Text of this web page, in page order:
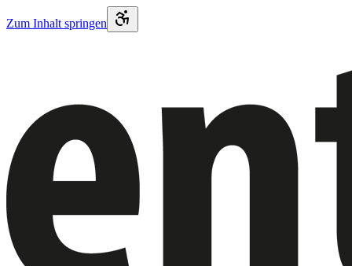
Zum Inhalt springen